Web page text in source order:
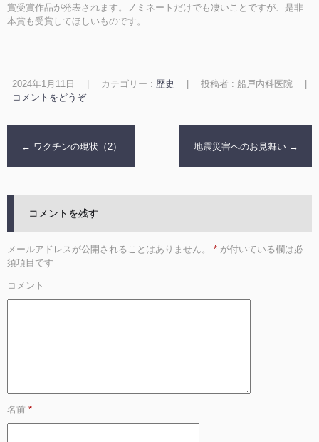
賞受賞作品が発表されます。ノミネートだけでも凄いことですが、是非
本賞も受賞してほしいものです。
2024年1月11日 カテゴリー : 歴史 投稿者 : 船戸内科医院
コメントをどうぞ
← ワクチンの現状（2） 地震災害へのお見舞い →
コメントを残す
メールアドレスが公開されることはありません。 * が付いている欄は必
須項目です
コメント
名前 *